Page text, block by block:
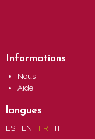
Informations
Nous
Aide
langues
ES EN FR IT